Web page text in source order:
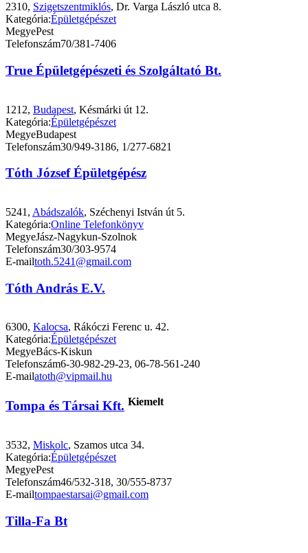
2310, Szigetszentmiklós, Dr. Varga László utca 8.
Kategória:Épületgépészet
MegyePest
Telefonszám70/381-7406
True Épületgépészeti és Szolgáltató Bt.
1212, Budapest, Késmárki út 12.
Kategória:Épületgépészet
MegyeBudapest
Telefonszám30/949-3186, 1/277-6821
Tóth József Épületgépész
5241, Abádszalók, Széchenyi István út 5.
Kategória:Online Telefonkönyv
MegyeJász-Nagykun-Szolnok
Telefonszám30/303-9574
E-mailtoth.5241@gmail.com
Tóth András E.V.
6300, Kalocsa, Rákóczi Ferenc u. 42.
Kategória:Épületgépészet
MegyeBács-Kiskun
Telefonszám6-30-982-29-23, 06-78-561-240
E-mailatoth@vipmail.hu
Tompa és Társai Kft. Kiemelt
3532, Miskolc, Szamos utca 34.
Kategória:Épületgépészet
MegyePest
Telefonszám46/532-318, 30/555-8737
E-mailtompaestarsai@gmail.com
Tilla-Fa Bt